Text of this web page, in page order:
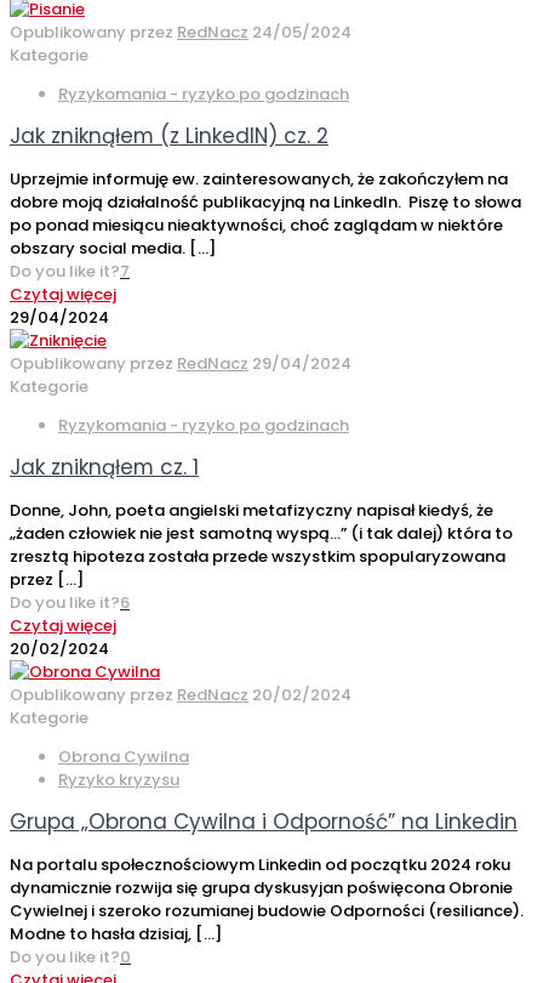
Opublikowany przez RedNacz 24/05/2024
Kategorie
Ryzykomania - ryzyko po godzinach
Jak zniknąłem (z LinkedIN) cz. 2
Uprzejmie informuję ew. zainteresowanych, że zakończyłem na
dobre moją działalność publikacyjną na LinkedIn. Piszę to słowa
po ponad miesiącu nieaktywności, choć zaglądam w niektóre
obszary social media. […]
Do you like it?7
Czytaj więcej
29/04/2024
Opublikowany przez RedNacz 29/04/2024
Kategorie
Ryzykomania - ryzyko po godzinach
Jak zniknąłem cz. 1
Donne, John, poeta angielski metafizyczny napisał kiedyś, że
„żaden człowiek nie jest samotną wyspą…” (i tak dalej) która to
zresztą hipoteza została przede wszystkim spopularyzowana
przez […]
Do you like it?6
Czytaj więcej
20/02/2024
Opublikowany przez RedNacz 20/02/2024
Kategorie
Obrona Cywilna
Ryzyko kryzysu
Grupa „Obrona Cywilna i Odporność” na Linkedin
Na portalu społecznościowym Linkedin od początku 2024 roku
dynamicznie rozwija się grupa dyskusyjan poświęcona Obronie
Cywielnej i szeroko rozumianej budowie Odporności (resiliance).
Modne to hasła dzisiaj, […]
Do you like it?0